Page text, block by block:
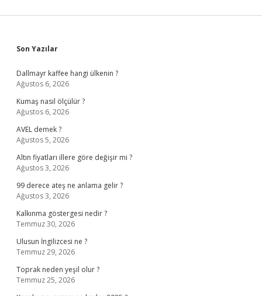
Sidebar
Son Yazılar
Dallmayr kaffee hangi ülkenin ?
Ağustos 6, 2026
Kumaş nasıl ölçülür ?
Ağustos 6, 2026
AVEL demek ?
Ağustos 5, 2026
Altın fiyatları illere göre değişir mi ?
Ağustos 3, 2026
99 derece ateş ne anlama gelir ?
Ağustos 3, 2026
Kalkınma göstergesi nedir ?
Temmuz 30, 2026
Ulusun İngilizcesi ne ?
Temmuz 29, 2026
Toprak neden yeşil olur ?
Temmuz 25, 2026